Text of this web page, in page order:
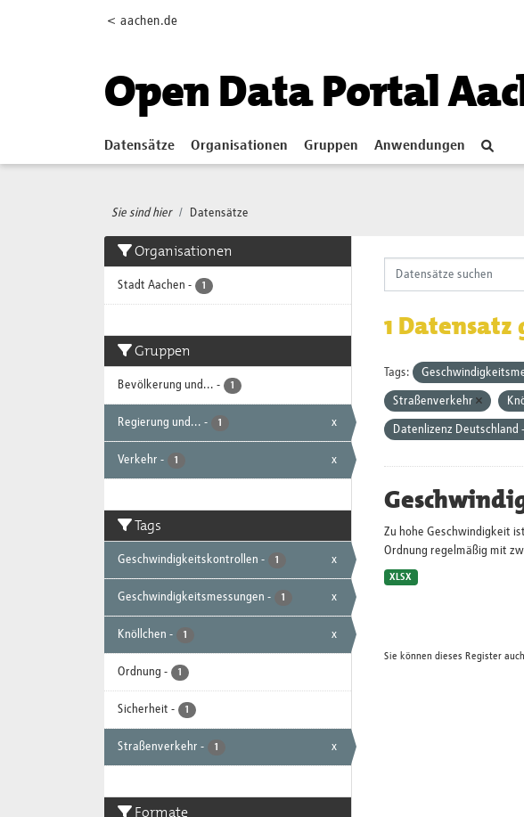
< aachen.de
Open Data Portal
Datensätze Organisationen Gruppen Anwendungen
Sie sind hier Datensätze
Organisationen
Stadt Aachen - 1
Gruppen
Bevölkerung und... - 1
Regierung und... - 1 x
Verkehr - 1 x
Tags
Geschwindigkeitskontrollen - 1 x
Geschwindigkeitsmessungen - 1 x
Knöllchen - 1 x
Ordnung - 1
Sicherheit - 1
Straßenverkehr - 1 x
Formate
1
Tags:
Straßenverkehr
Datenlizenz Deutschland
Zu hohe Geschwindigkeit
Ordnung regelmäßig mit
XLSX
Sie können dieses Register